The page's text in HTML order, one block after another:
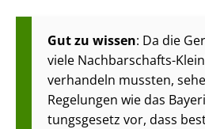
Gut zu wissen: Da die
viele Nachbarschafts-
verhandeln mussten,
Regelungen wie das
tungs­ge­setz vor, dass